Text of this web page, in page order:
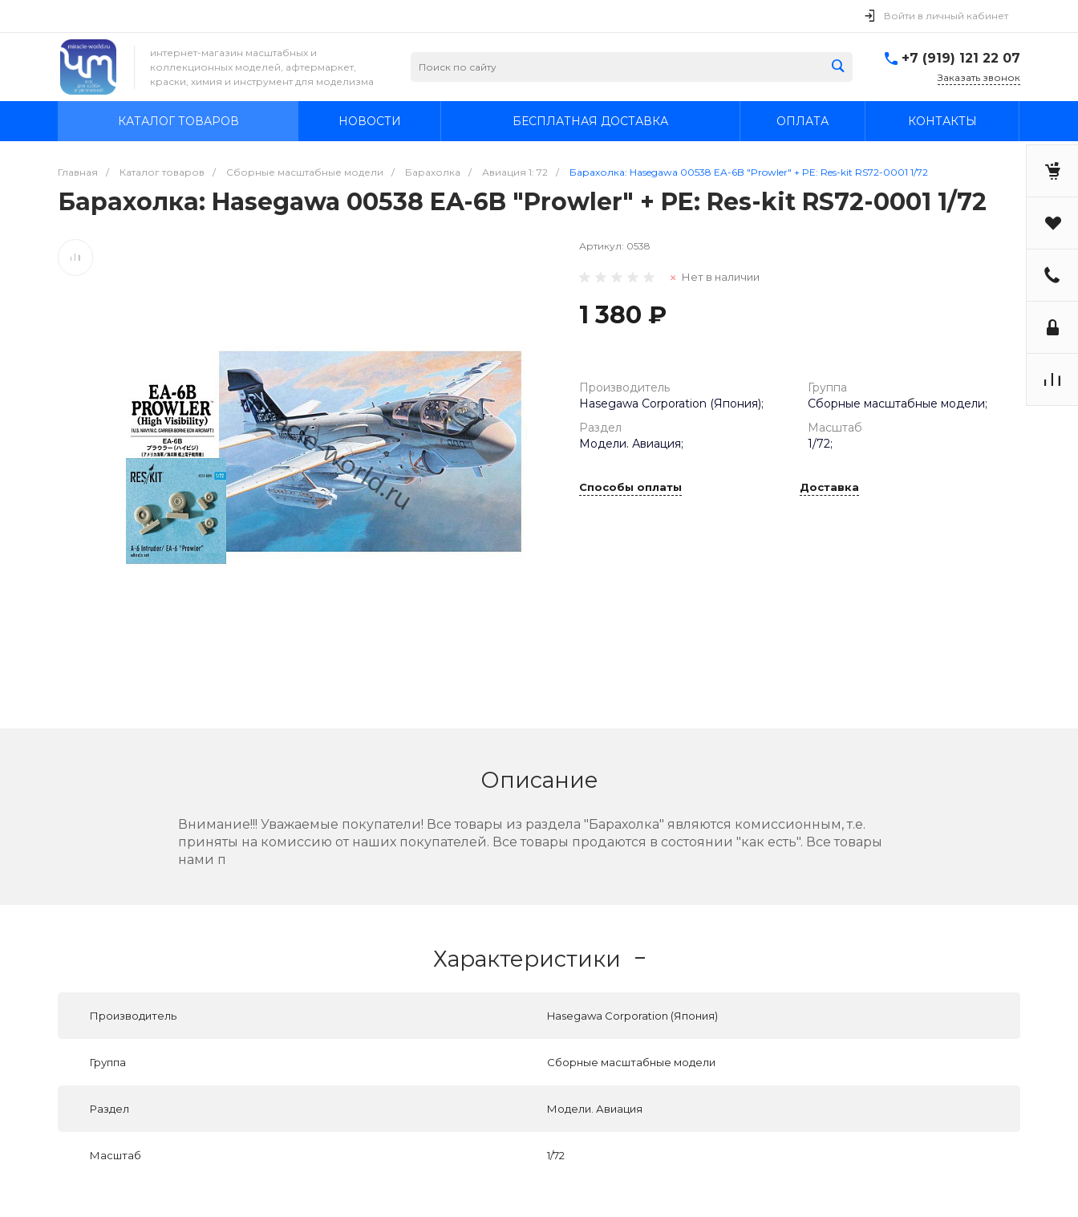
Войти в личный кабинет
интернет-магазин масштабных и
коллекционных моделей, афтермаркет,
краски, химия и инструмент для моделизма
+7 (919) 121 22 07
Заказать звонок
КАТАЛОГ ТОВАРОВ НОВОСТИ БЕСПЛАТНАЯ ДОСТАВКА ОПЛАТА КОНТАКТЫ
Главная / Каталог товаров / Сборные масштабные модели / Барахолка / Авиация 1: 72 / Барахолка: Hasegawa 00538 EA-6B "Prowler" + PE: Res-kit RS72-0001 1/72
Барахолка: Hasegawa 00538 EA-6B "Prowler" + PE: Res-kit RS72-0001 1/72
Артикул: 0538
Нет в наличии
1 380 ₽
Производитель
Hasegawa Corporation (Япония);
Группа
Сборные масштабные модели;
Раздел
Модели. Авиация;
Масштаб
1/72;
Способы оплаты Доставка
Описание
Внимание!!! Уважаемые покупатели! Все товары из раздела "Барахолка" являются комиссионным, т.е.
приняты на комиссию от наших покупателей. Все товары продаются в состоянии "как есть". Все товары
нами п
Характеристики
Производитель Hasegawa Corporation (Япония)
Группа Сборные масштабные модели
Раздел Модели. Авиация
Масштаб 1/72